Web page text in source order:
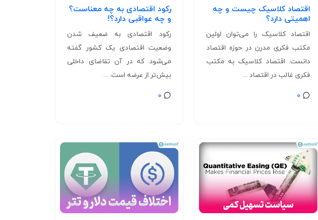
اقتصاد کلاسیک چیست و چه
اهمیتی دارد؟
اقتصاد کلاسیک را می‌توان اولین
مکتب فکری مدرن در حوزه اقتصاد
دانست. اقتصاد کلاسیک به مکتب
فکری غالب در اقتصاد ...
0
رکود اقتصادی به چه معناست؟
و چه عواقبی دارد؟!
رکود اقتصادی به ضعیف شدن
وضعیت اقتصادی یک کشور گفته
می‌شود که در آن تقاضای داخلی
بیش‌تر از عرضه است. ...
0